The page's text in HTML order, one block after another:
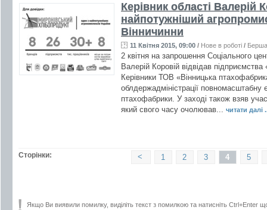
Керівник області Валерій
найпотужніший
Вінничинни
11 Квітня 2015, 09:00 / Нове в роботі /
2 квітня на запрошення Соціального
Валерій Коровій відвідав
Керівники ТОВ «Вінницька
облдержадміністрації повномасштабну
птахофабрики. У заході також взяв
який свого часу очолював... читати далі
Сторінки: 5
4
3
2
1
<
Якщо Ви виявили помилку, виділіть текст з помилкою та натисніть Ctrl+Enter